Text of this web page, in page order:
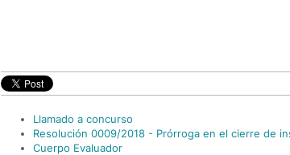
Llamado a concurso
Resolución 0009/2018 - Prórroga en el cierre de
Cuerpo Evaluador